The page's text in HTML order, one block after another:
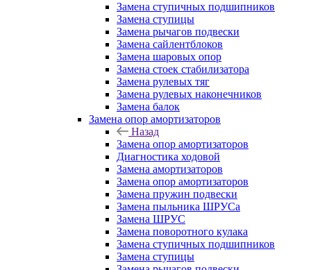
Замена ступичных подшипников
Замена ступицы
Замена рычагов подвески
Замена сайлентблоков
Замена шаровых опор
Замена стоек стабилизатора
Замена рулевых тяг
Замена рулевых наконечников
Замена балок
Замена опор амортизаторов
Назад
Замена опор амортизаторов
Диагностика ходовой
Замена амортизаторов
Замена опор амортизаторов
Замена пружин подвески
Замена пыльника ШРУСа
Замена ШРУС
Замена поворотного кулака
Замена ступичных подшипников
Замена ступицы